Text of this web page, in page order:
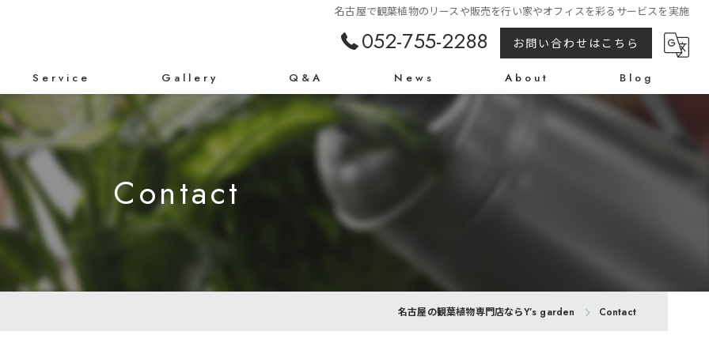
名古屋で観葉植物のリースや販売を行い家やオフィスを彩るサービスを実施
052-755-2288 お問い合わせはこちら
Service Gallery Q&A News About Blog
Contact
名古屋の観葉植物専門店ならY’s garden Contact